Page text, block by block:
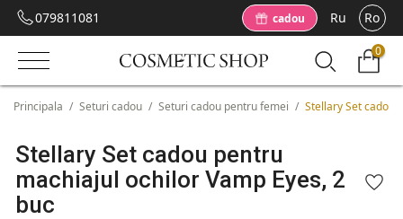
079811081 cadou Ru Ro
0
Principala / Seturi cadou / Seturi cadou pentru femei / Stellary Set cadou
Stellary Set cadou pentru
machiajul ochilor Vamp Eyes, 2
buc